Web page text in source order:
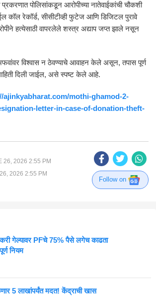
पोलिसांकडून आरोपीच्या नातेवाईकांची चौकशी
कॉल रेकॉर्ड, सीसीटीव्ही फुटेज आणि डिजिटल पुरावे
हत्येसाठी वापरलेले शस्त्र अद्याप जप्त झाले नसून
अफवांवर विश्वास न ठेवण्याचे आवाहन केले असून, तपास पूर्ण
दिली जाईल, असे स्पष्ट केले आहे.
ajinkyabharat.com/mothi-ghamod-2-
letter-in-case-of-donation-theft-
26, 2026 2:55 PM
2026 2:55 PM
Follow on
गेल्यावर PFचे 75% पैसे लगेच काढता
नियम
5 लाखांपर्यंत मदत! केंद्राची खास